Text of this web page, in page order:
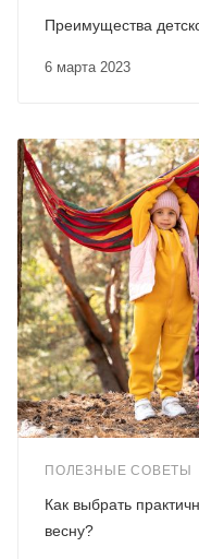
6 марта 2023
Преимущества
ПОЛЕЗНЫЕ СОВЕТЫ
Как выбрать
весну?